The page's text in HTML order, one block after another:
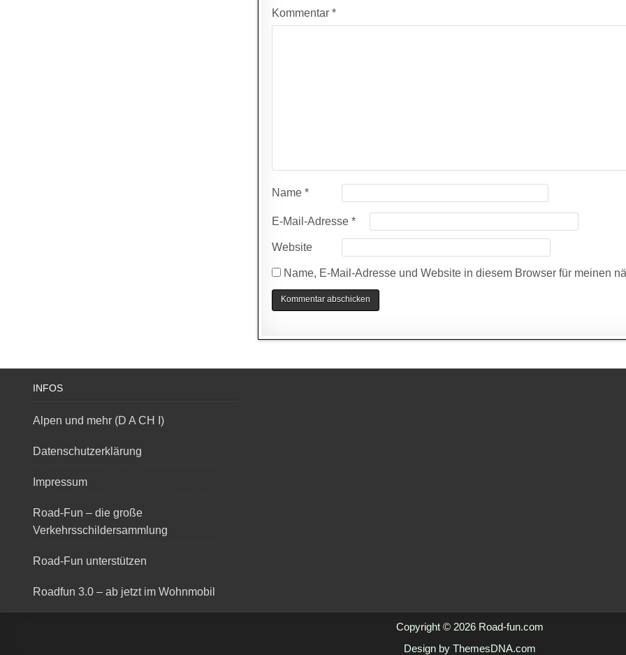
Kommentar*
Name*
E-Mail-Adresse*
Website
Name, E-Mail-Adresse und Website in diesem Browser für meinen
INFOS
Alpen und mehr (D A CH I)
Datenschutzerklärung
Impressum
Road-Fun – die große
Verkehrsschildersammlung
Road-Fun unterstützen
Roadfun 3.0 – ab jetzt im Wohnmobil
Copyright © 2026 Road-fun.com
Design by ThemesDNA.com